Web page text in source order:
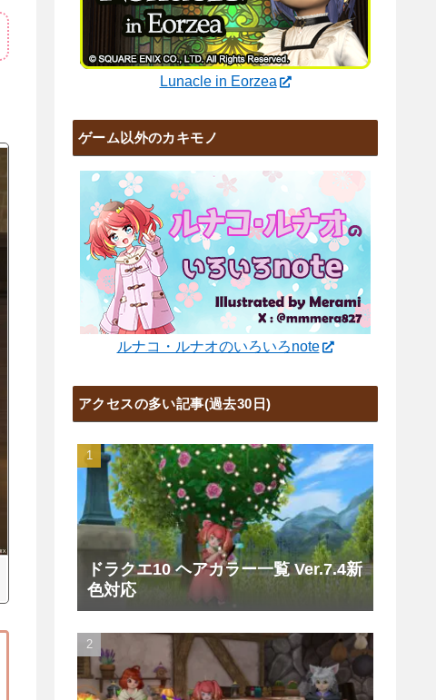
Lunacle in Eorzea
ゲーム以外のカキモノ
ルナコ・ルナオのいろいろnote
アクセスの多い記事(過去30日)
ドラクエ10 ヘアカラー一覧 Ver.7.4新
色対応